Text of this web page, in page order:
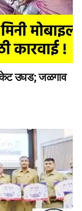
उघड; जळगाव